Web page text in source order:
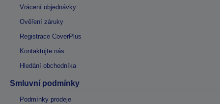
Vrácení objednávky
Ověření záruky
Registrace CoverPlus
Kontaktujte nás
Hledání obchodníka
Smluvní podmínky
Podmínky prodeje